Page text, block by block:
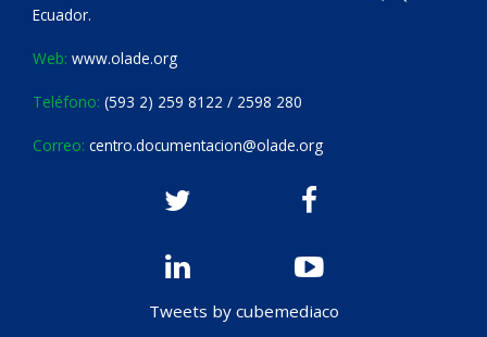
Ecuador.
Web: www.olade.org
Teléfono: (593 2) 259 8122 / 2598 280
Correo: centro.documentacion@olade.org
Tweets by cubemediaco